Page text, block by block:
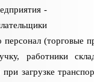
-
персонал (торговые
работники
при загрузке